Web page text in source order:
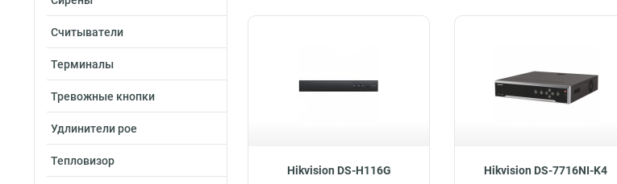
Считыватели
Терминалы
Тревожные кнопки
Удлинители poe
Тепловизор
6вт 5
18вт 10
Hikvision DS-H116G Hikvision DS-7716NI-K4